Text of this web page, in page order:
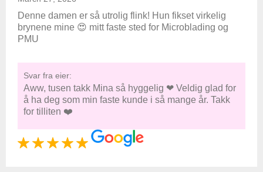
Denne damen er så utrolig flink! Hun fikset virkelig
brynene mine 😍 mitt faste sted for Microblading og
PMU
Svar fra eier:
Aww, tusen takk Mina så hyggelig ❤ Veldig glad for
å ha deg som min faste kunde i så mange år. Takk
for tilliten ❤️